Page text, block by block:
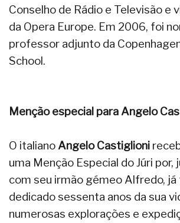
Conselho de Rádio e Televisão e
da Opera Europe. Em 2006, foi
professor adjunto da
School.
Menção especial para Angelo
O italiano Angelo Castiglioni
uma Menção Especial do Júri
com seu irmão gémeo Alfredo,
dedicado sessenta anos da sua
numerosas explorações e